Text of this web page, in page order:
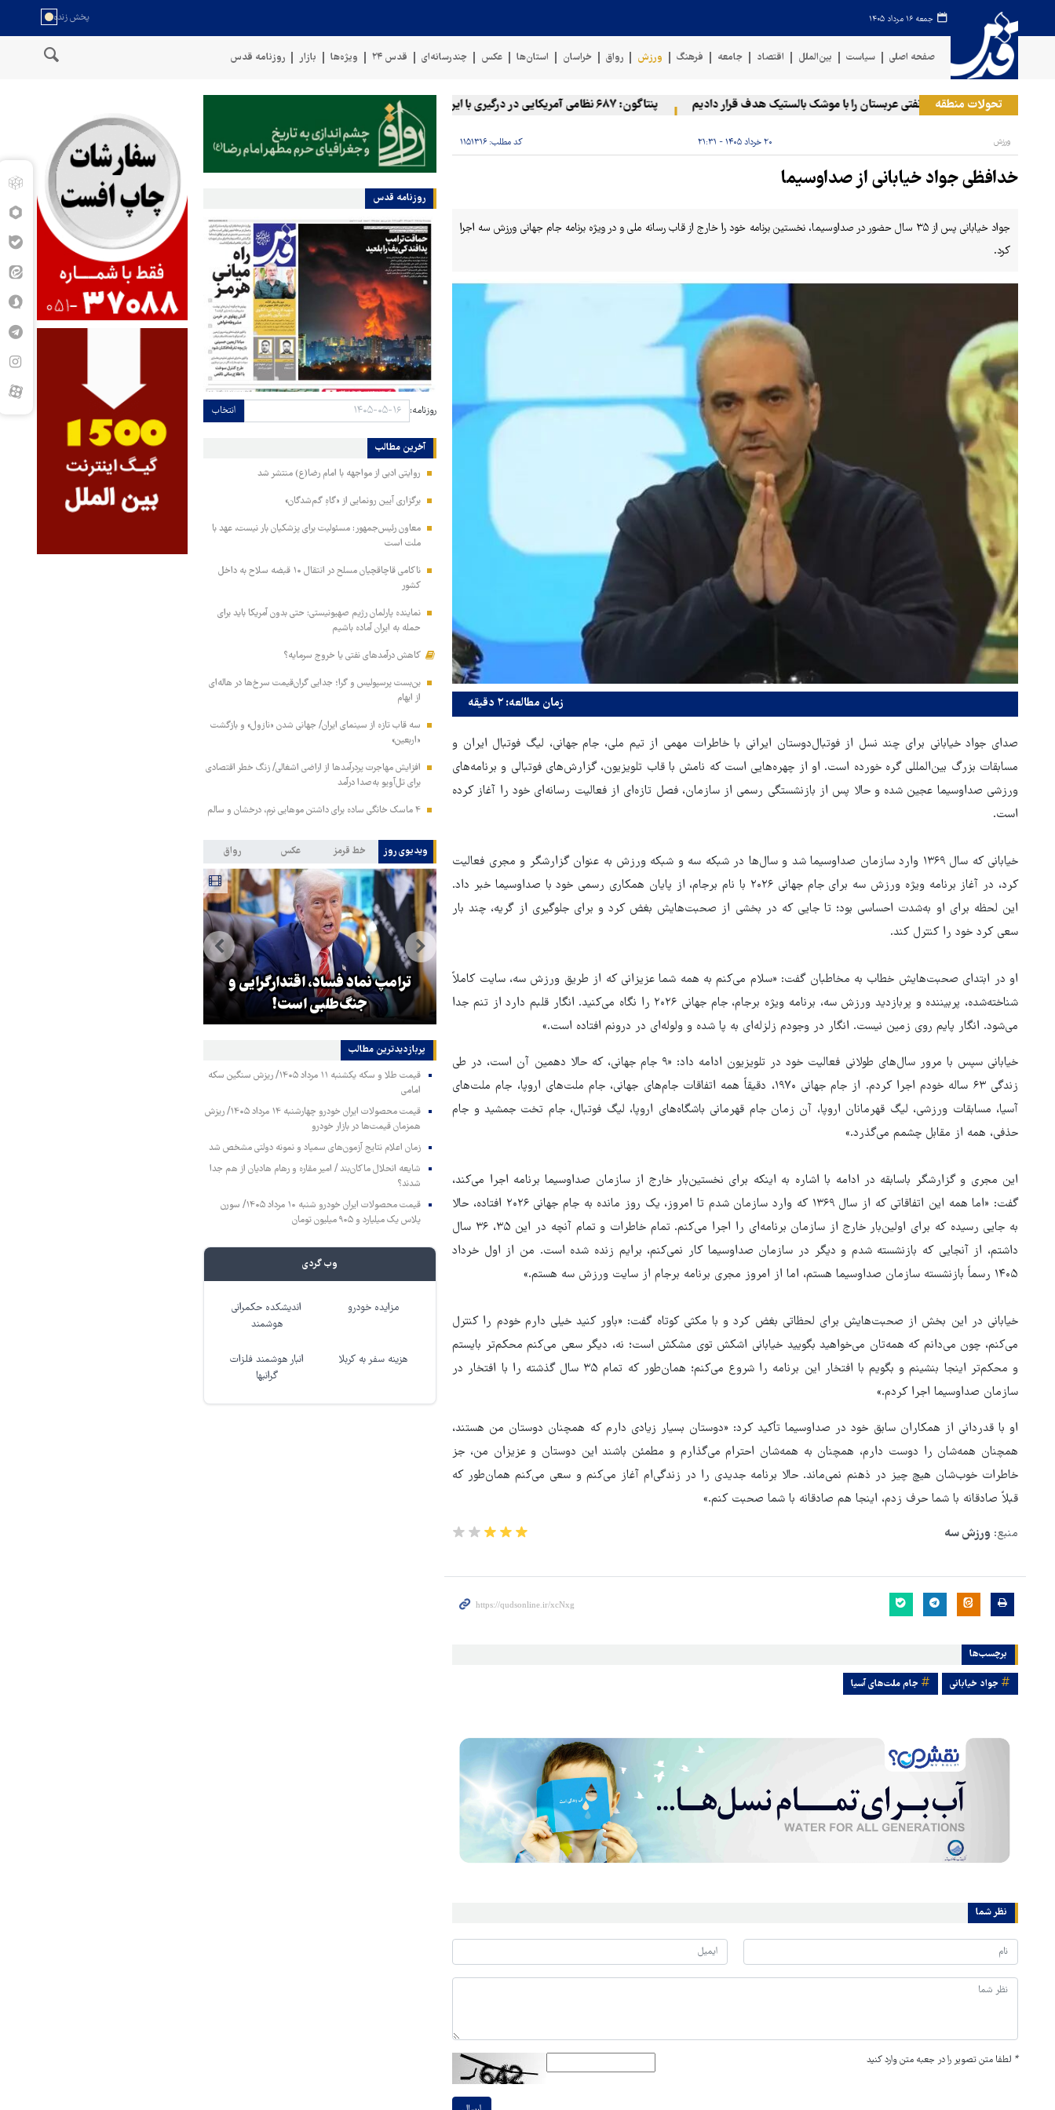
جمعه ۱۶ مرداد ۱۴۰۵
صفحه اصلی سیاست بین‌الملل اقتصاد جامعه فرهنگ ورزش رواق خراسان استان‌ها عکس چندرسانه‌ای قدس ۲۴ ویژه‌ها بازار روزنامه قدس
تحولات منطقه
مسلح یمن: کشتی نفتی عربستان را با موشک بالستیک هدف قرار دادیم پنتاگون: ۶۸۷ نظامی آمریکایی در درگیری با ایران زخمی شدند
ورزش ۲۰ خرداد ۱۴۰۵ - ۲۱:۳۱ کد مطلب: ۱۱۵۱۳۱۶
خدافظی جواد خیابانی از صداوسیما
جواد خیابانی پس از ۳۵ سال حضور در صداوسیما، نخستین برنامه خود را خارج از قاب رسانه ملی و در ویژه برنامه جام جهانی ورزش سه اجرا
کرد.
زمان مطالعه: ۲ دقیقه
صدای جواد خیابانی برای چند نسل از فوتبال‌دوستان ایرانی با خاطرات مهمی از تیم ملی، جام جهانی، لیگ فوتبال ایران و
مسابقات بزرگ بین‌المللی گره خورده است. او از چهره‌هایی است که نامش با قاب تلویزیون، گزارش‌های فوتبالی و برنامه‌های
ورزشی صداوسیما عجین شده و حالا پس از بازنشستگی رسمی از سازمان، فصل تازه‌ای از فعالیت رسانه‌ای خود را آغاز کرده
است.
خیابانی که سال ۱۳۶۹ وارد سازمان صداوسیما شد و سال‌ها در شبکه سه و شبکه ورزش به عنوان گزارشگر و مجری فعالیت
کرد، در آغاز برنامه ویژه ورزش سه برای جام جهانی ۲۰۲۶ با نام برجام، از پایان همکاری رسمی خود با صداوسیما خبر داد.
این لحظه برای او به‌شدت احساسی بود؛ تا جایی که در بخشی از صحبت‌هایش بغض کرد و برای جلوگیری از گریه، چند بار
سعی کرد خود را کنترل کند.
او در ابتدای صحبت‌هایش خطاب به مخاطبان گفت: «سلام می‌کنم به همه شما عزیزانی که از طریق ورزش سه، سایت کاملاً
شناخته‌شده، پربیننده و پربازدید ورزش سه، برنامه ویژه برجام، جام جهانی ۲۰۲۶ را نگاه می‌کنید. انگار قلبم دارد از تنم جدا
می‌شود. انگار پایم روی زمین نیست. انگار در وجودم زلزله‌ای به پا شده و ولوله‌ای در درونم افتاده است.»
خیابانی سپس با مرور سال‌های طولانی فعالیت خود در تلویزیون ادامه داد: «۹ جام جهانی، که حالا دهمین آن است، در طی
زندگی ۶۳ ساله خودم اجرا کردم. از جام جهانی ۱۹۷۰، دقیقاً همه اتفاقات جام‌های جهانی، جام ملت‌های اروپا، جام ملت‌های
آسیا، مسابقات ورزشی، لیگ قهرمانان اروپا، آن زمان جام قهرمانی باشگاه‌های اروپا، لیگ فوتبال، جام تخت جمشید و جام
حذفی، همه از مقابل چشمم می‌گذرد.»
این مجری و گزارشگر باسابقه در ادامه با اشاره به اینکه برای نخستین‌بار خارج از سازمان صداوسیما برنامه اجرا می‌کند،
گفت: «اما همه این اتفاقاتی که از سال ۱۳۶۹ که وارد سازمان شدم تا امروز، یک روز مانده به جام جهانی ۲۰۲۶ افتاده، حالا
به جایی رسیده که برای اولین‌بار خارج از سازمان برنامه‌ای را اجرا می‌کنم. تمام خاطرات و تمام آنچه در این ۳۵، ۳۶ سال
داشتم، از آنجایی که بازنشسته شدم و دیگر در سازمان صداوسیما کار نمی‌کنم، برایم زنده شده است. من از اول خرداد
۱۴۰۵ رسماً بازنشسته سازمان صداوسیما هستم، اما از امروز مجری برنامه برجام از سایت ورزش سه هستم.»
خیابانی در این بخش از صحبت‌هایش برای لحظاتی بغض کرد و با مکثی کوتاه گفت: «باور کنید خیلی دارم خودم را کنترل
می‌کنم، چون می‌دانم که همه‌تان می‌خواهید بگویید خیابانی اشکش توی مشکش است؛ نه، دیگر سعی می‌کنم محکم‌تر بایستم
و محکم‌تر اینجا بنشینم و بگویم با افتخار این برنامه را شروع می‌کنم؛ همان‌طور که تمام ۳۵ سال گذشته را با افتخار در
سازمان صداوسیما اجرا کردم.»
او با قدردانی از همکاران سابق خود در صداوسیما تأکید کرد: «دوستان بسیار زیادی دارم که همچنان دوستان من هستند،
همچنان همه‌شان را دوست دارم، همچنان به همه‌شان احترام می‌گذارم و مطمئن باشند این دوستان و عزیزان من، جز
خاطرات خوب‌شان هیچ چیز در ذهنم نمی‌ماند. حالا برنامه جدیدی را در زندگی‌ام آغاز می‌کنم و سعی می‌کنم همان‌طور که
قبلاً صادقانه با شما حرف زدم، اینجا هم صادقانه با شما صحبت کنم.»
منبع: ورزش سه
برچسب‌ها
جواد خیابانی جام ملت‌های آسیا
نظر شما
* لطفا متن تصویر را در جعبه متن وارد کنید
روزنامه قدس
روزنامه: انتخاب
آخرین مطالب
روایتی ادبی از مواجهه با امام رضا(ع) منتشر شد
برگزاری آیین رونمایی از «گاهِ گم‌شدگان»
معاون رئیس‌جمهور: مسئولیت برای پزشکیان بار نیست، عهد با
ملت است
ناکامی قاچاقچیان مسلح در انتقال ۱۰ قبضه سلاح به داخل
کشور
نماینده پارلمان رژیم صهیونیستی: حتی بدون آمریکا باید برای
حمله به ایران آماده باشیم
کاهش درآمدهای نفتی یا خروج سرمایه؟
بن‌بست پرسپولیس و گرا؛ جدایی گران‌قیمت سرخ‌ها در هاله‌ای
از ابهام
سه قاب تازه از سینمای ایران/ جهانی شدن «نازول» و بازگشت
«اربعین»
افزایش مهاجرت پردرآمدها از اراضی اشغالی/ زنگ خطر اقتصادی
برای تل‌آویو به‌صدا درآمد
۴ ماسک خانگی ساده برای داشتن موهایی نرم، درخشان و سالم
ویدیوی روز خط قرمز عکس رواق
هماهنگی محور مقاومت، آمریکا را
در منطقه درمانده کرد
ترامپ نماد فساد، اقتدارگرایی و
جنگ‌طلبی است!
پربازدیدترین‌ مطالب
قیمت طلا و سکه یکشنبه ۱۱ مرداد ۱۴۰۵/ ریزش سنگین سکه
امامی
قیمت محصولات ایران خودرو چهارشنبه ۱۴ مرداد ۱۴۰۵/ ریزش
همزمان قیمت‌ها در بازار خودرو
زمان اعلام نتایج آزمون‌های سمپاد و نمونه دولتی مشخص شد
شایعه انحلال ماکان‌بند / امیر مقاره و رهام هادیان از هم جدا
شدند؟
قیمت محصولات ایران خودرو شنبه ۱۰ مرداد ۱۴۰۵/ سورن
پلاس یک میلیارد و ۹۰۵ میلیون تومان
وب گردی
مزایده خودرو
اندیشکده حکمرانی
هوشمند
هزینه سفر به کربلا
انبار هوشمند فلزات
گرانبها